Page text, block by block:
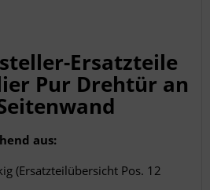
Ersatzteile
Pur Drehtür an
aus:
(Ersatzteilübersicht Pos. 12